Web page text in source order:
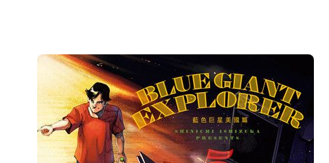
勵新手愛上音樂的漫畫」★
音樂的世界──